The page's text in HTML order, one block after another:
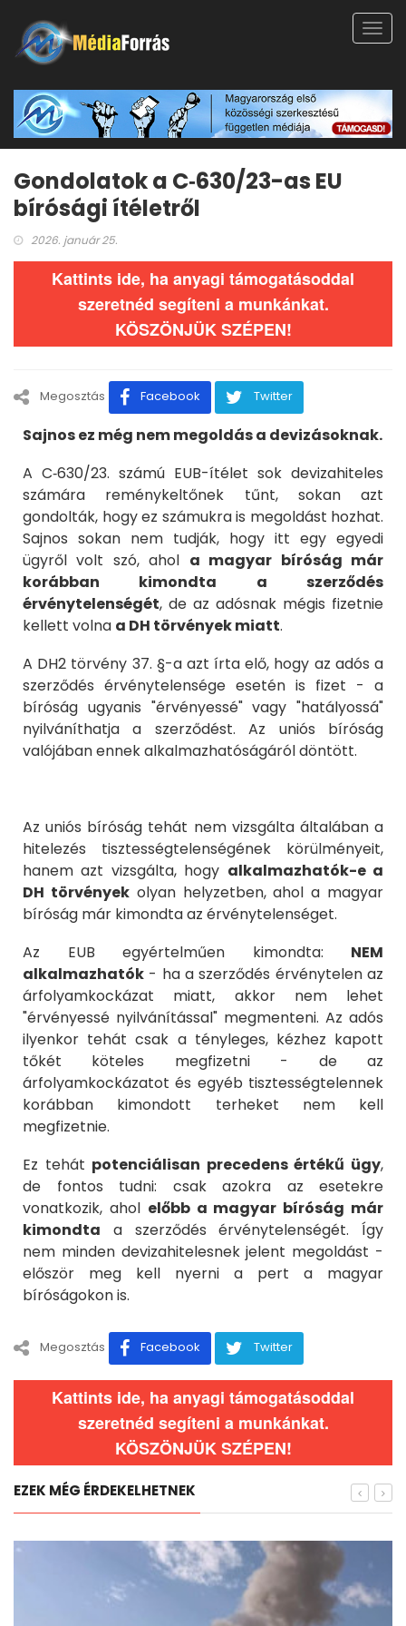
Gondolatok a C‑630/23-as EU
bírósági ítéletről
2026. január 25.
Kattints ide, ha anyagi támogatásoddal
szeretnéd segíteni a munkánkat.
KÖSZÖNJÜK SZÉPEN!
Megosztás Facebook Twitter
Sajnos ez még nem megoldás a devizásoknak.
A C‑630/23. számú EUB-ítélet sok devizahiteles
számára reménykeltőnek tűnt, sokan azt
gondolták, hogy ez számukra is megoldást hozhat.
Sajnos sokan nem tudják, hogy itt egy egyedi
ügyről volt szó, ahol a magyar bíróság már
korábban kimondta a szerződés
érvénytelenségét, de az adósnak mégis fizetnie
kellett volna a DH törvények miatt.
A DH2 törvény 37. §-a azt írta elő, hogy az adós a
szerződés érvénytelensége esetén is fizet - a
bíróság ugyanis "érvényessé" vagy "hatályossá"
nyilváníthatja a szerződést. Az uniós bíróság
valójában ennek alkalmazhatóságáról döntött.
Az uniós bíróság tehát nem vizsgálta általában a
hitelezés tisztességtelenségének körülményeit,
hanem azt vizsgálta, hogy alkalmazhatók-e a
DH törvényekolyan helyzetben, ahol a magyar
bíróság már kimondta az érvénytelenséget.
Az EUB egyértelműen kimondta: NEM
alkalmazhatók - ha a szerződés érvénytelen az
árfolyamkockázat miatt, akkor nem lehet
"érvényessé nyilvánítással" megmenteni. Az adós
ilyenkor tehát csak a tényleges, kézhez kapott
tőkét köteles megfizetni - de az
árfolyamkockázatot és egyéb tisztességtelennek
korábban kimondott terheket nem kell
megfizetnie.
Ez tehát potenciálisan precedens értékű ügy,
de fontos tudni: csak azokra az esetekre
vonatkozik, ahol előbb a magyar bíróság már
kimondta a szerződés érvénytelenségét. Így
nem minden devizahitelesnek jelent megoldást -
először meg kell nyerni a pert a magyar
bíróságokon is.
Megosztás Facebook Twitter
Kattints ide, ha anyagi támogatásoddal
szeretnéd segíteni a munkánkat.
KÖSZÖNJÜK SZÉPEN!
EZEK MÉG ÉRDEKELHETNEK